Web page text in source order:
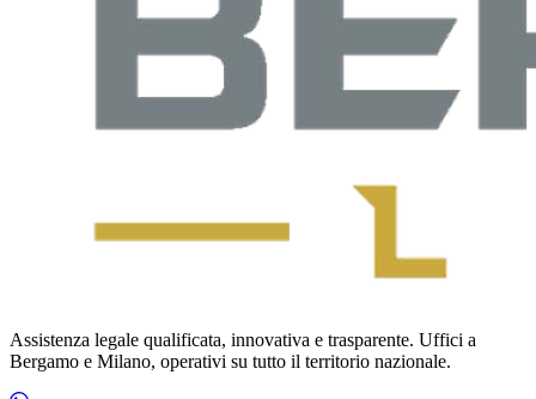
Assistenza legale qualificata, innovativa e trasparente. Uffici a
Bergamo e Milano, operativi su tutto il territorio nazionale.